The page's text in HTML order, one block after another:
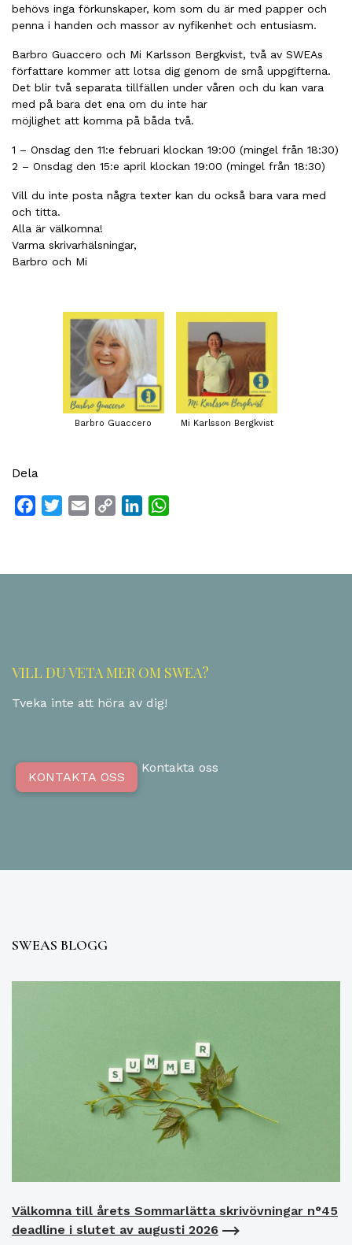
behövs inga förkunskaper, kom som du är med papper och
penna i handen och massor av nyfikenhet och entusiasm.
Barbro Guaccero och Mi Karlsson Bergkvist, två av SWEAs
författare kommer att lotsa dig genom de små uppgifterna.
Det blir två separata tillfällen under våren och du kan vara
med på bara det ena om du inte har
möjlighet att komma på båda två.
1 – Onsdag den 11:e februari klockan 19:00 (mingel från 18:30)
2 – Onsdag den 15:e april klockan 19:00 (mingel från 18:30)
Vill du inte posta några texter kan du också bara vara med
och titta.
Alla är välkomna!
Varma skrivarhälsningar,
Barbro och Mi
Barbro Guaccero Mi Karlsson Bergkvist
Dela
FacebookTwitterEmail Copy
LinkedIn
VILL DU VETA MER OM SWEA?
Tveka inte att höra av dig!
KONTAKTA OSS
Kontakta oss
SWEAS BLOGG
Välkomna till årets Sommarlätta skrivövningar n°45
deadline i slutet av augusti 2026